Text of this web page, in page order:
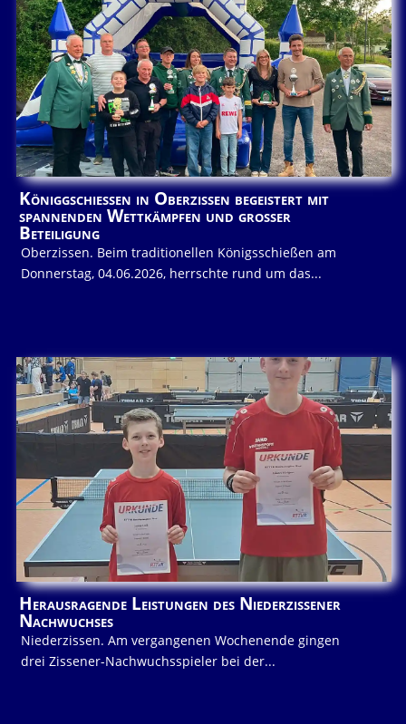
Königgschießen in Oberzissen begeistert mit
spannenden Wettkämpfen und großer
Beteiligung
Oberzissen. Beim traditionellen Königsschießen am
Donnerstag, 04.06.2026, herrschte rund um das...
Herausragende Leistungen des Niederzissener
Nachwuchses
Niederzissen. Am vergangenen Wochenende gingen
drei Zissener-Nachwuchsspieler bei der...